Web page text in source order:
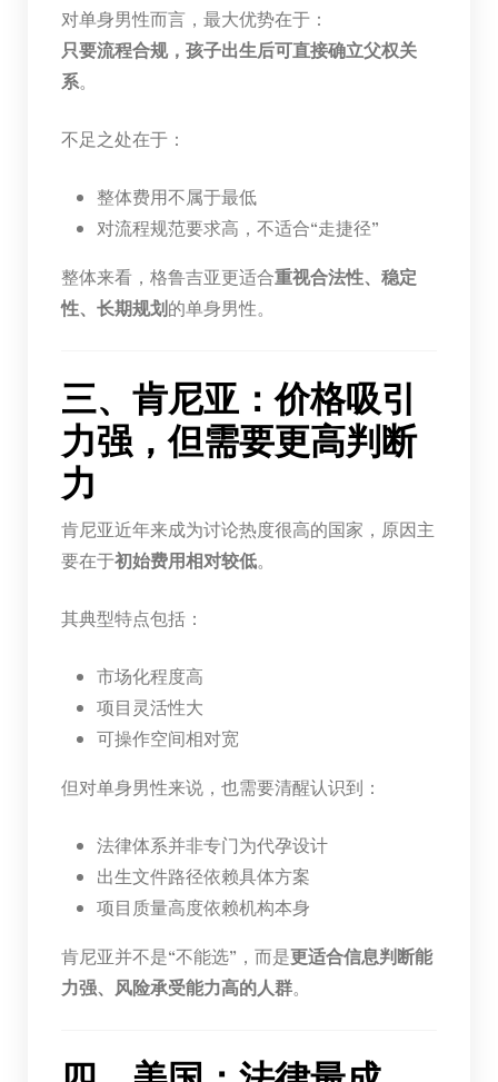
对单身男性而言，最大优势在于：
只要流程合规，孩子出生后可直接确立父权关
系。
不足之处在于：
整体费用不属于最低
对流程规范要求高，不适合“走捷径”
整体来看，格鲁吉亚更适合重视合法性、稳定
性、长期规划的单身男性。
三、肯尼亚：价格吸引
力强，但需要更高判断
力
肯尼亚近年来成为讨论热度很高的国家，原因主
要在于初始费用相对较低。
其典型特点包括：
市场化程度高
项目灵活性大
可操作空间相对宽
但对单身男性来说，也需要清醒认识到：
法律体系并非专门为代孕设计
出生文件路径依赖具体方案
项目质量高度依赖机构本身
肯尼亚并不是“不能选”，而是更适合信息判断能
力强、风险承受能力高的人群。